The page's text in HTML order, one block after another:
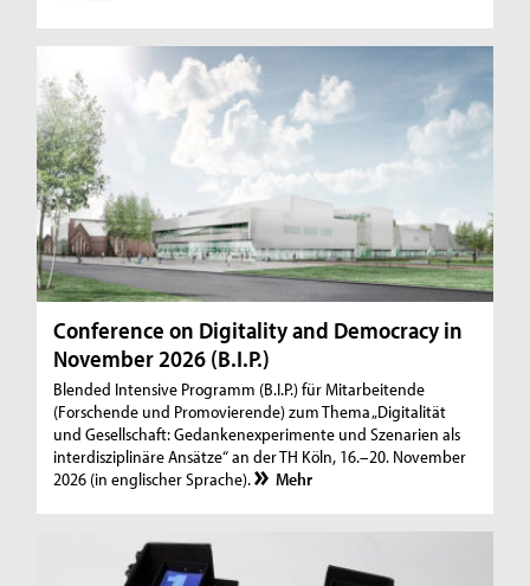
Conference on Digitality and Democracy in
November 2026 (B.I.P.)
Blended Intensive Programm (B.I.P.) für Mitarbeitende
(Forschende und Promovierende) zum Thema „Digitalität
und Gesellschaft: Gedankenexperimente und Szenarien als
interdisziplinäre Ansätze“ an der TH Köln, 16.–20. November
2026 (in englischer Sprache).
Mehr